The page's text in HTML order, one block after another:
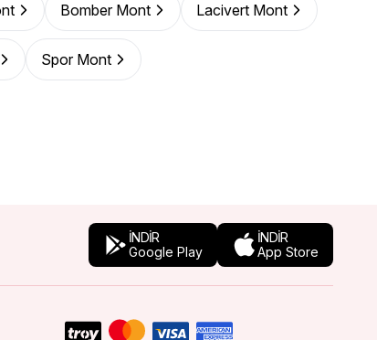
Bomber Mont Lacivert Mont
Spor Mont
İNDİR
Google Play
İNDİR
App Store